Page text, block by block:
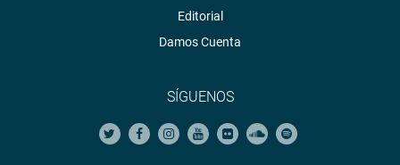
Editorial
Damos Cuenta
SÍGUENOS